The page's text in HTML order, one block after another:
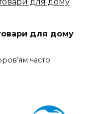
для дому
часто